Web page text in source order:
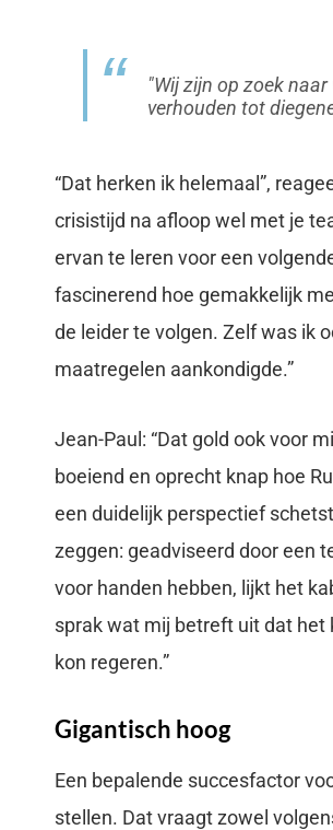
Wij zijn op zoek
verhouden tot
“Dat herken ik helemaal”,
crisistijd na afloop wel met je
ervan te leren voor een
fascinerend hoe gemakkelijk
de leider te volgen. Zelf was ik
maatregelen aankondigde.”
Jean-Paul: “Dat gold ook voor
boeiend en oprecht knap hoe
een duidelijk perspectief
zeggen: geadviseerd door een
voor handen hebben, lijkt het
sprak wat mij betreft uit dat het
kon regeren.”
Gigantisch hoog
Een bepalende succesfactor
stellen. Dat vraagt zowel